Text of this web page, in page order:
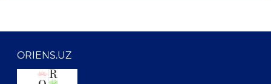
ORIENS.UZ